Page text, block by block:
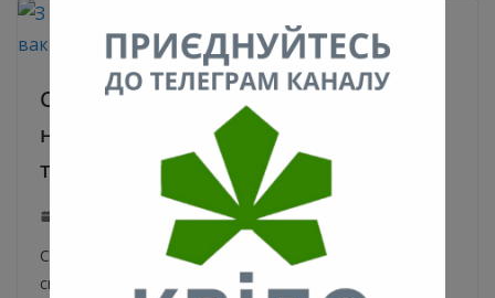
С марта киевляне смогут записаться
на вакцинацию через «Дію» или по
телефону
Со следующей недели можно будет записаться в
список ожидания на вакцинацию от COVID-19 в